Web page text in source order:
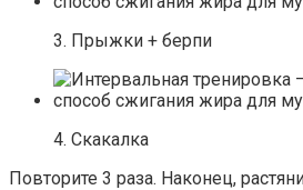
3. Прыжки + берпи
4. Скакалка
Повторите 3 раза. Наконец,